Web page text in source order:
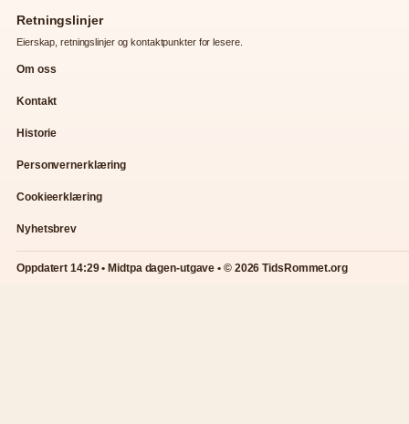
Retningslinjer
Eierskap, retningslinjer og kontaktpunkter for lesere.
Om oss
Kontakt
Historie
Personvernerklæring
Cookieerklæring
Nyhetsbrev
Oppdatert 14:29 • Midtpa dagen-utgave • © 2026 TidsRommet.org